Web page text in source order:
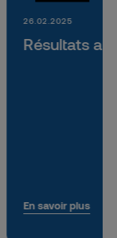
Résultats
26.02.2025
En savoir plus